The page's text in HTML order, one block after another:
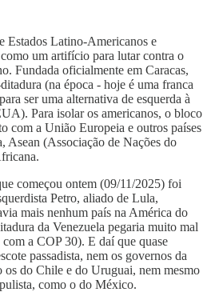
Latino-Americanos e
um artifício para lutar contra o
Fundada oficialmente em Caracas,
(na época - hoje é uma franca
ser uma alternativa de esquerda à
Para isolar os americanos, o bloco
com a União Europeia e outros países
Asean (Associação de Nações do
começou ontem (09/11/2025) foi
Petro, aliado de Lula,
mais nenhum país na América do
da Venezuela pegaria muito mal
a COP 30). E daí que quase
passadista, nem os governos da
os do Chile e do Uruguai, nem mesmo
como o do México.